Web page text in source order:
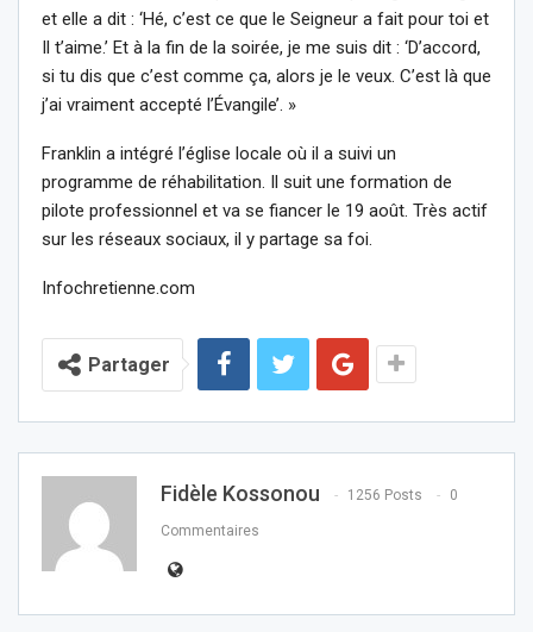
et elle a dit : ‘Hé, c’est ce que le Seigneur a fait pour toi et
Il t’aime.’ Et à la fin de la soirée, je me suis dit : ‘D’accord,
si tu dis que c’est comme ça, alors je le veux. C’est là que
j’ai vraiment accepté l’Évangile’. »
Franklin a intégré l’église locale où il a suivi un
programme de réhabilitation. Il suit une formation de
pilote professionnel et va se fiancer le 19 août. Très actif
sur les réseaux sociaux, il y partage sa foi.
Infochretienne.com
Partager
Fidèle Kossonou 1256 Posts 0
Commentaires